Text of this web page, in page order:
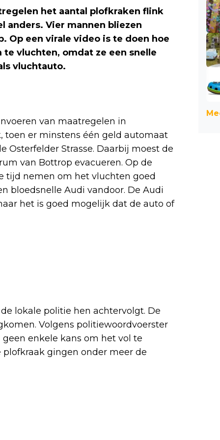
het aantal plofkraken flink
anders. Vier mannen bliezen
Op een virale video is te doen hoe
vluchten, omdat ze een snelle
vluchtauto.
van maatregelen in
toen er minstens één geld automaat
Osterfelder Strasse. Daarbij moest de
van Bottrop evacueren. Op de
tijd nemen om het vluchten goed
bloedsnelle Audi vandoor. De Audi
het is goed mogelijk dat de auto of
lokale politie hen achtervolgt. De
Volgens politiewoordvoerster
enkele kans om het vol te
plofkraak gingen onder meer de